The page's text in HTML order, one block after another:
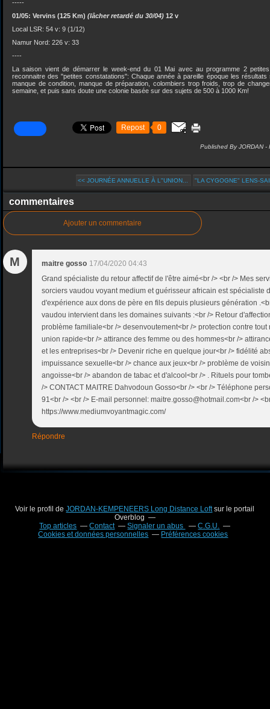
-----
01/05: Vervins (125 Km) (lâcher retardé du 30/04) 12 v
Local LSR: 54 v: 9 (1/12)
Namur Nord: 226 v: 33
----
La saison vient de démarrer le week-end du 01 Mai avec au programme 2
reconnaitre des "petites constatations": Chaque année à pareille époque les
manque de condition, manque de préparation, colombiers trop froids, trop de
semaine, et puis sans doute une colonie basée sur des sujets de 500 à 1000 Km!
Repost 0
Published By JORDAN
<< JOURNÉE ANNUELLE À L"UNION... "LA CYGOGNE" LENS-
commentaires
Ajouter un commentaire
M maitre gosso 17/04/2020 04:43
Grand spécialiste du retour affectif de l'être aimé<br /> <br /> Mes
sorciers vaudou voyant medium et guérisseur africain est spécialiste
d'expérience aux dons de père en fils depuis plusieurs génération
vaudou intervient dans les domaines suivants :<br /> Retour
problème familiale<br /> desenvoutement<br /> protection contre
union rapide<br /> attirance des femme ou des hommes<br />
et les entreprises<br /> Devenir riche en quelque jour<br /> fidélité
impuissance sexuelle<br /> chance aux jeux<br /> problème de
angoisse<br /> abandon de tabac et d'alcool<br /> . Rituels pour
/> CONTACT MAITRE Dahvodoun Gosso<br /> <br /> Téléphone
91<br /> <br /> E-mail personnel: maitre.gosso@hotmail.com<br />
https://www.mediumvoyantmagic.com/
Répondre
Voir le profil deJORDAN-KEMPENEERS Long Distance Loftsur le portail
Overblog
Top articles
Contact Signaler un abus
C.G.U.
Cookies et données personnelles
Préférences cookies